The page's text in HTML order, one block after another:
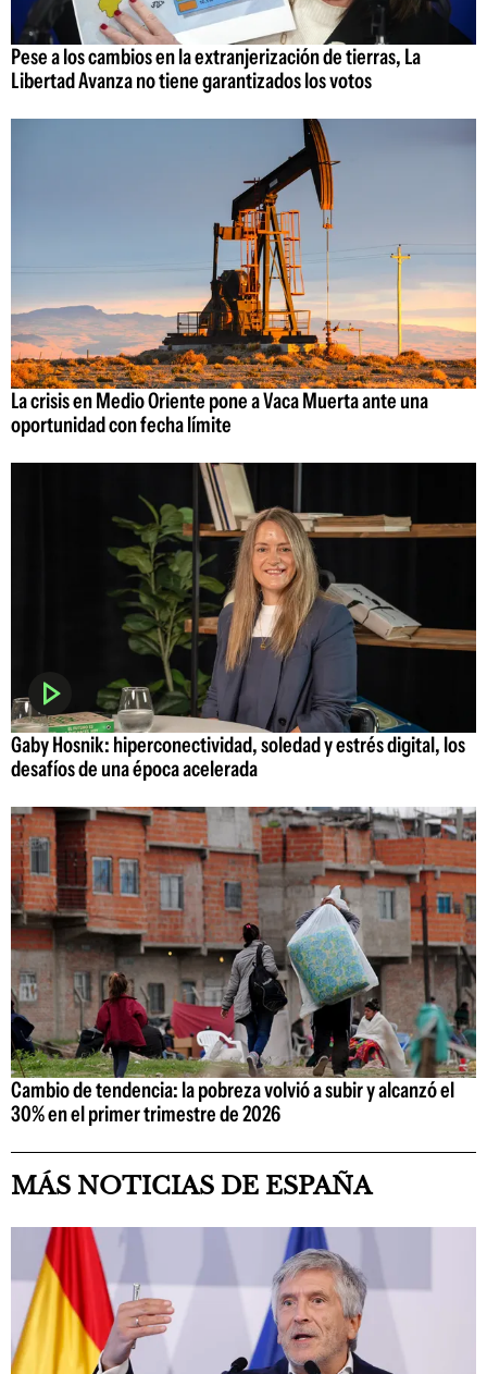
Pese a los cambios en la extranjerización de tierras, La
Libertad Avanza no tiene garantizados los votos
La crisis en Medio Oriente pone a Vaca Muerta ante una
oportunidad con fecha límite
Gaby Hosnik: hiperconectividad, soledad y estrés digital, los
desafíos de una época acelerada
Cambio de tendencia: la pobreza volvió a subir y alcanzó el
30% en el primer trimestre de 2026
MÁS NOTICIAS DE ESPAÑA